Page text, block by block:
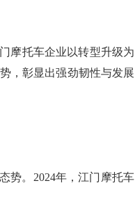
摩托车企业以转型升级为
，彰显出强劲韧性与发展
势。2024年，江门摩托车